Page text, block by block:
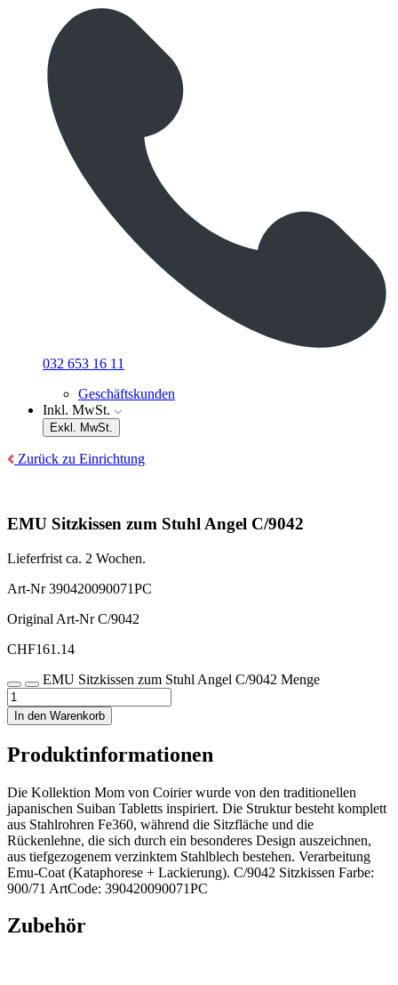
032 653 16 11
Geschäftskunden
Inkl. MwSt.
Exkl. MwSt.
Zurück zu Einrichtung
EMU Sitzkissen zum Stuhl Angel C/9042
Lieferfrist ca. 2 Wochen.
Art-Nr390420090071PC
Original Art-NrC/9042
CHF161.14
EMU Sitzkissen zum Stuhl Angel C/9042 Menge
In den Warenkorb
Produktinformationen
Die Kollektion Mom von Coirier wurde von den traditionellen
japanischen Suiban Tabletts inspiriert. Die Struktur besteht komplett
aus Stahlrohren Fe360, während die Sitzfläche und die
Rückenlehne, die sich durch ein besonderes Design auszeichnen,
aus tiefgezogenem verzinktem Stahlblech bestehen. Verarbeitung
Emu-Coat (Kataphorese + Lackierung). C/9042 Sitzkissen Farbe:
900/71 ArtCode: 390420090071PC
Zubehör